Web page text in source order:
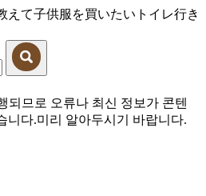
えて子供服を買いたい トイレ行き
되므로 오류나 최신 정보가 콘텐
니다.미리 알아두시기 바랍니다.